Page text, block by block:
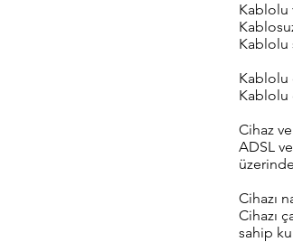
Kablolu
Kablolu
Kablolu
Kablolu
Cihaz
ADSL
Cihazı
Cihazı
sahip